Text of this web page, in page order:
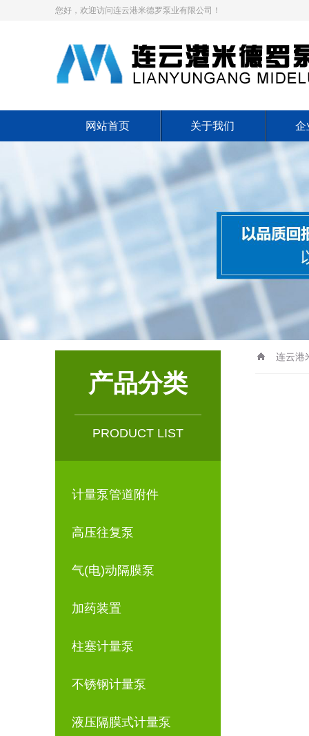
您好，欢迎访问连云港米德罗泵业有限公司！
网站首页 关于我们 企
产品分类
PRODUCT LIST
计量泵管道附件
高压往复泵
气(电)动隔膜泵
加药装置
柱塞计量泵
不锈钢计量泵
液压隔膜式计量泵
连云港